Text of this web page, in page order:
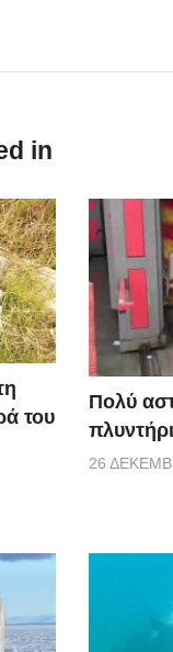
in
του
Πολύ
26